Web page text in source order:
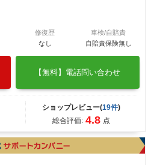
修復歴
なし
車検/自賠責
自賠責保険無し
【無料】電話問い合わせ
ショップレビュー(19件)
総合評価: 4.8 点